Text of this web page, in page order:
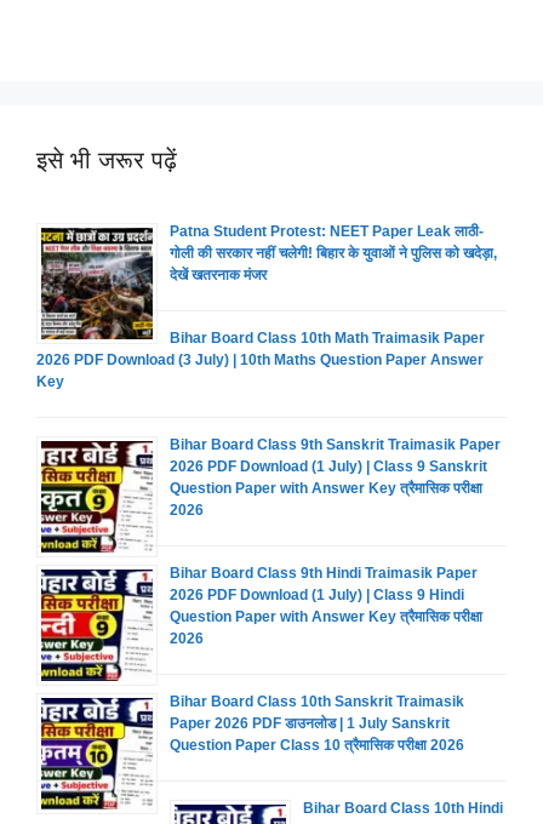
इसे भी जरूर पढ़ें
Patna Student Protest: NEET Paper Leak लाठी-
गोली की सरकार नहीं चलेगी! बिहार के युवाओं ने पुलिस को खदेड़ा,
देखें खतरनाक मंजर
Bihar Board Class 10th Math Traimasik Paper
2026 PDF Download (3 July) | 10th Maths Question Paper Answer
Key
Bihar Board Class 9th Sanskrit Traimasik Paper
2026 PDF Download (1 July) | Class 9 Sanskrit
Question Paper with Answer Key त्रैमासिक परीक्षा
2026
Bihar Board Class 9th Hindi Traimasik Paper
2026 PDF Download (1 July) | Class 9 Hindi
Question Paper with Answer Key त्रैमासिक परीक्षा
2026
Bihar Board Class 10th Sanskrit Traimasik
Paper 2026 PDF डाउनलोड | 1 July Sanskrit
Question Paper Class 10 त्रैमासिक परीक्षा 2026
Bihar Board Class 10th Hindi